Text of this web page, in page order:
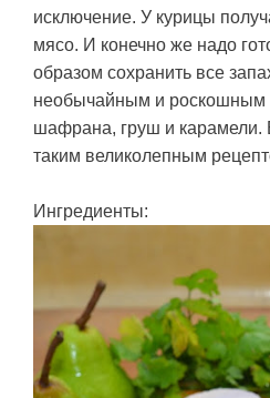
исключение. У курицы
мясо. И конечно же надо
образом сохранить все
необычайным и роскошным
шафрана, груш и карамели.
таким великолепным
Ингредиенты: